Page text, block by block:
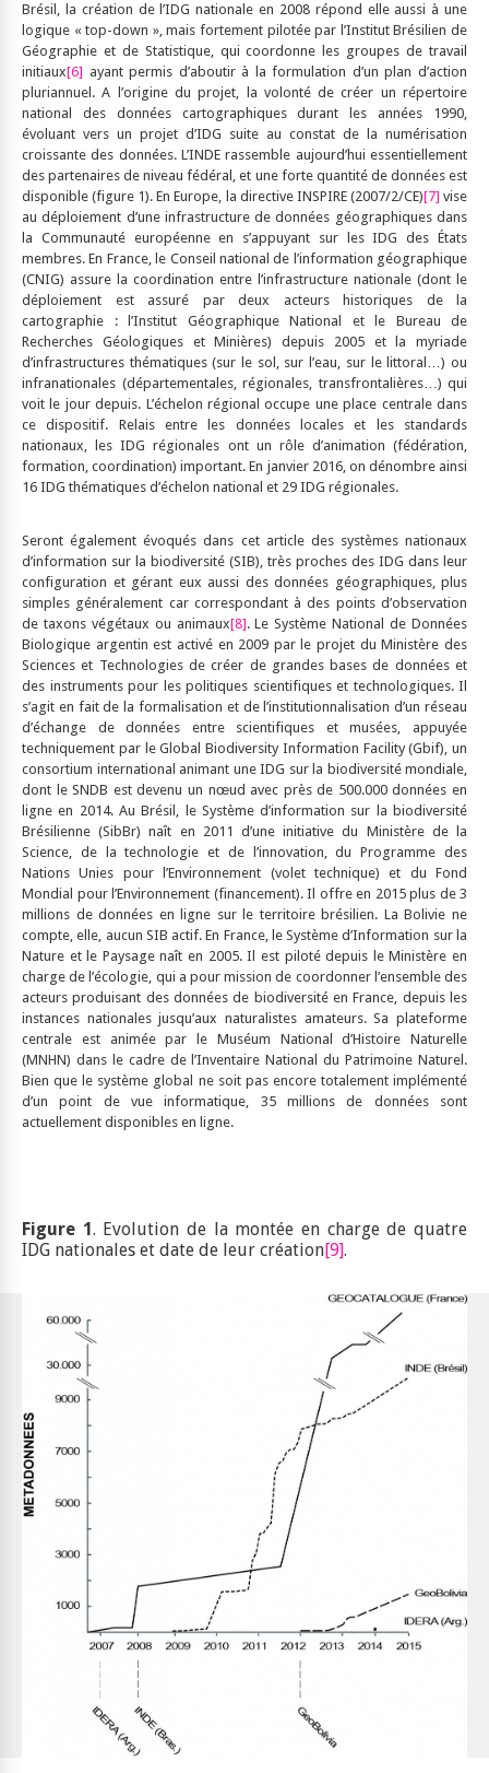
Brésil, la création de l’IDG nationale en 2008 répond elle aussi à une
logique « top-down », mais fortement pilotée par l’Institut Brésilien de
Géographie et de Statistique, qui coordonne les groupes de travail
initiaux[6] ayant permis d’aboutir à la formulation d’un plan d’action
pluriannuel. A l’origine du projet, la volonté de créer un répertoire
national des données cartographiques durant les années 1990,
évoluant vers un projet d’IDG suite au constat de la numérisation
croissante des données. L’INDE rassemble aujourd’hui essentiellement
des partenaires de niveau fédéral, et une forte quantité de données est
disponible (figure 1). En Europe, la directive INSPIRE (2007/2/CE)[7] vise
au déploiement d’une infrastructure de données géographiques dans
la Communauté européenne en s’appuyant sur les IDG des États
membres. En France, le Conseil national de l’information géographique
(CNIG) assure la coordination entre l’infrastructure nationale (dont le
déploiement est assuré par deux acteurs historiques de la
cartographie : l’Institut Géographique National et le Bureau de
Recherches Géologiques et Minières) depuis 2005 et la myriade
d’infrastructures thématiques (sur le sol, sur l’eau, sur le littoral…) ou
infranationales (départementales, régionales, transfrontalières…) qui
voit le jour depuis. L’échelon régional occupe une place centrale dans
ce dispositif. Relais entre les données locales et les standards
nationaux, les IDG régionales ont un rôle d’animation (fédération,
formation, coordination) important. En janvier 2016, on dénombre ainsi
16 IDG thématiques d’échelon national et 29 IDG régionales.
Seront également évoqués dans cet article des systèmes nationaux
d’information sur la biodiversité (SIB), très proches des IDG dans leur
configuration et gérant eux aussi des données géographiques, plus
simples généralement car correspondant à des points d’observation
de taxons végétaux ou animaux[8]. Le Système National de Données
Biologique argentin est activé en 2009 par le projet du Ministère des
Sciences et Technologies de créer de grandes bases de données et
des instruments pour les politiques scientifiques et technologiques. Il
s’agit en fait de la formalisation et de l’institutionnalisation d’un réseau
d’échange de données entre scientifiques et musées, appuyée
techniquement par le Global Biodiversity Information Facility (Gbif), un
consortium international animant une IDG sur la biodiversité mondiale,
dont le SNDB est devenu un nœud avec près de 500.000 données en
ligne en 2014. Au Brésil, le Système d’information sur la biodiversité
Brésilienne (SibBr) naît en 2011 d’une initiative du Ministère de la
Science, de la technologie et de l’innovation, du Programme des
Nations Unies pour l’Environnement (volet technique) et du Fond
Mondial pour l’Environnement (financement). Il offre en 2015 plus de 3
millions de données en ligne sur le territoire brésilien. La Bolivie ne
compte, elle, aucun SIB actif. En France, le Système d’Information sur la
Nature et le Paysage naît en 2005. Il est piloté depuis le Ministère en
charge de l’écologie, qui a pour mission de coordonner l’ensemble des
acteurs produisant des données de biodiversité en France, depuis les
instances nationales jusqu’aux naturalistes amateurs. Sa plateforme
centrale est animée par le Muséum National d’Histoire Naturelle
(MNHN) dans le cadre de l’Inventaire National du Patrimoine Naturel.
Bien que le système global ne soit pas encore totalement implémenté
d’un point de vue informatique, 35 millions de données sont
actuellement disponibles en ligne.
Figure 1. Evolution de la montée en charge de quatre
IDG nationales et date de leur création[9].